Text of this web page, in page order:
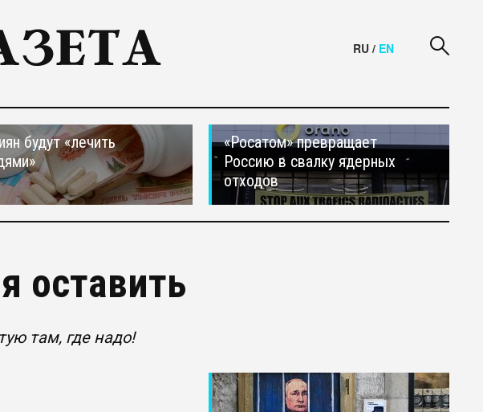
RU / EN
будут «лечить
«Росатом» превращает
Россию в свалку ядерных
отходов
оставить
там, где надо!